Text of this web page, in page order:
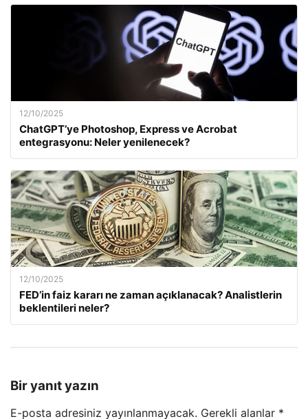
12/10/2025
ChatGPT’ye Photoshop, Express ve Acrobat
entegrasyonu: Neler yenilenecek?
12/10/2025
FED’in faiz kararı ne zaman açıklanacak? Analistlerin
beklentileri neler?
Bir yanıt yazın
E-posta adresiniz yayınlanmayacak. Gerekli alanlar *